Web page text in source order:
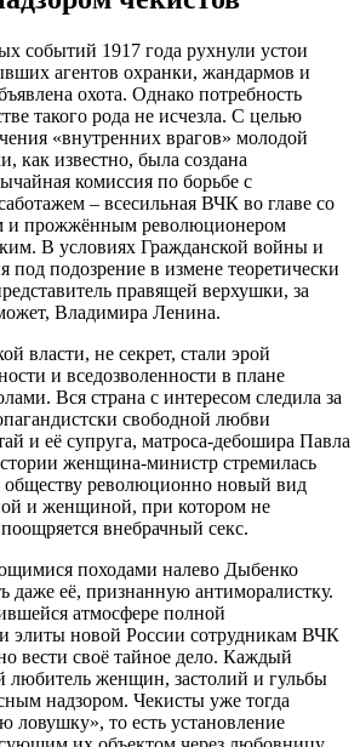
событий 1917 года рухнули устои
агентов охранки, жандармов и
охота. Однако потребность
такого рода не исчезла. С целью
«внутренних врагов» молодой
как известно, была создана
комиссия по борьбе с
– всесильная ВЧК во главе со
и прожжённым революционером
В условиях Гражданской войны и
под подозрение в измене теоретически
правящей верхушки, за
Владимира Ленина.
власти, не секрет, стали эрой
и вседозволенности в плане
Вся страна с интересом следила за
свободной любви
и её супруга, матроса-дебошира Павла
женщина-министр стремилась
обществу революционно новый вид
и женщиной, при котором не
внебрачный секс.
походами налево Дыбенко
даже её, признанную антиморалистку.
атмосфере полной
элиты новой России сотрудникам ВЧК
вести своё тайное дело. Каждый
любитель женщин, застолий и гульбы
надзором. Чекисты уже тогда
ловушку», то есть установление